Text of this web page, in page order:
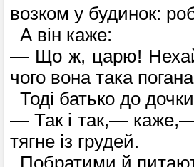
возком у будинок:
А він каже:
— Що ж, царю! Нехай
чого вона така
Тоді батько до
— Так і так,— каже,—
тягне із грудей.
Побратими й